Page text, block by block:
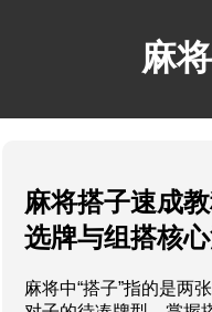
麻
麻将搭子速成
选牌与组搭核心
麻将中“搭子”指的是两